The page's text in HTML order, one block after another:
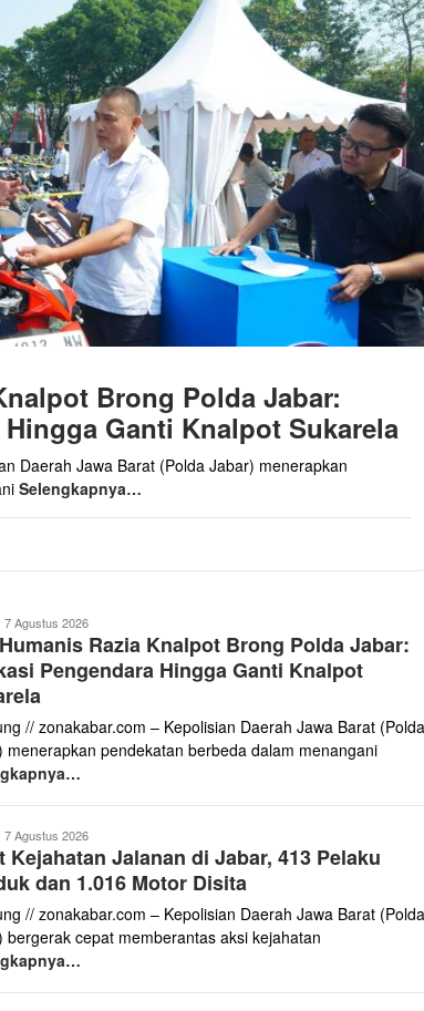
Brong Polda Jabar:
Ganti Knalpot Sukarela
Daerah Jawa Barat (Polda Jabar) menerapkan
Selengkapnya…
7 Agustus 2026
Razia Knalpot Brong Polda Jabar:
Pengendara Hingga Ganti Knalpot
// zonakabar.com – Kepolisian Daerah Jawa Barat (Polda
menerapkan pendekatan berbeda dalam menangani
7 Agustus 2026
Kejahatan Jalanan di Jabar, 413 Pelaku
dan 1.016 Motor Disita
// zonakabar.com – Kepolisian Daerah Jawa Barat (Polda
bergerak cepat memberantas aksi kejahatan